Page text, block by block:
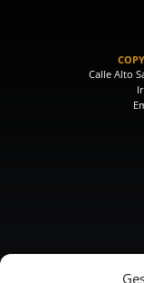
Calle Alto